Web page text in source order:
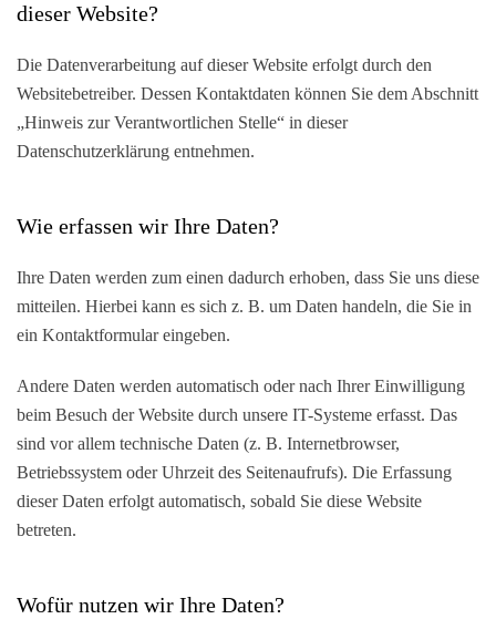
dieser Website?
Die Datenverarbeitung auf dieser Website erfolgt durch den
Websitebetreiber. Dessen Kontaktdaten können Sie dem Abschnitt
„Hinweis zur Verantwortlichen Stelle“ in dieser
Datenschutzerklärung entnehmen.
Wie erfassen wir Ihre Daten?
Ihre Daten werden zum einen dadurch erhoben, dass Sie uns diese
mitteilen. Hierbei kann es sich z. B. um Daten handeln, die Sie in
ein Kontaktformular eingeben.
Andere Daten werden automatisch oder nach Ihrer Einwilligung
beim Besuch der Website durch unsere IT-Systeme erfasst. Das
sind vor allem technische Daten (z. B. Internetbrowser,
Betriebssystem oder Uhrzeit des Seitenaufrufs). Die Erfassung
dieser Daten erfolgt automatisch, sobald Sie diese Website
betreten.
Wofür nutzen wir Ihre Daten?